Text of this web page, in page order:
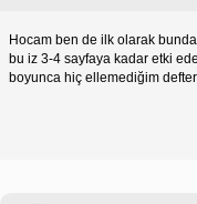
Hocam ben de ilk olarak
bu iz 3-4 sayfaya kadar etki
boyunca hiç ellemediğim